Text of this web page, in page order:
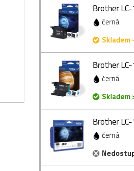
Brother
černá
Skladem
Brother
černá
Skladem
Brother
černá